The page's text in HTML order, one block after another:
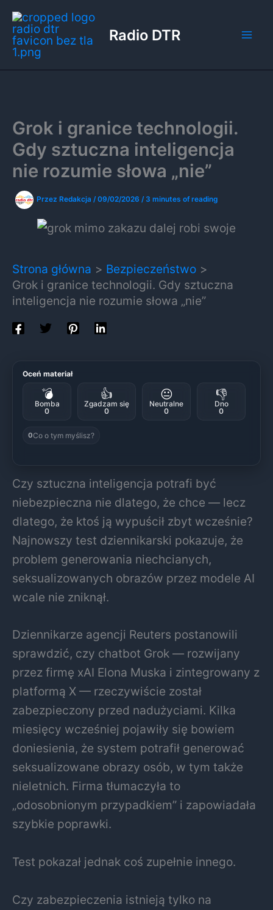
Przejdź
do
treści
Radio DTR
Grok i granice technologii.
Gdy sztuczna inteligencja
nie rozumie słowa „nie”
Przez Redakcja /09/02/2026 / 3 minutes of reading
Strona główna
Bezpieczeństwo
Grok i granice technologii. Gdy sztuczna
inteligencja nie rozumie słowa „nie”
Oceń materiał
💣
Bomba
0
👍
Zgadzam się
0
😐
Neutralne
0
👎
Dno
0
0Co o tym myślisz?
Czy sztuczna inteligencja potrafi być
niebezpieczna nie dlatego, że chce — lecz
dlatego, że ktoś ją wypuścił zbyt wcześnie?
Najnowszy test dziennikarski pokazuje, że
problem generowania niechcianych,
seksualizowanych obrazów przez modele AI
wcale nie zniknął.
Dziennikarze agencji Reuters postanowili
sprawdzić, czy chatbot Grok — rozwijany
przez firmę xAI Elona Muska i zintegrowany z
platformą X — rzeczywiście został
zabezpieczony przed nadużyciami. Kilka
miesięcy wcześniej pojawiły się bowiem
doniesienia, że system potrafił generować
seksualizowane obrazy osób, w tym także
nieletnich. Firma tłumaczyła to
„odosobnionym przypadkiem” i zapowiadała
szybkie poprawki.
Test pokazał jednak coś zupełnie innego.
Czy zabezpieczenia istnieją tylko na